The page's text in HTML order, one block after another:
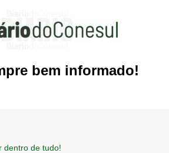
bem informado!
dentro de tudo!